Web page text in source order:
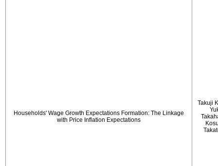
Households' Wage Growth Expectations Formation: The Linkage
with Price Inflation Expectations
Takuji